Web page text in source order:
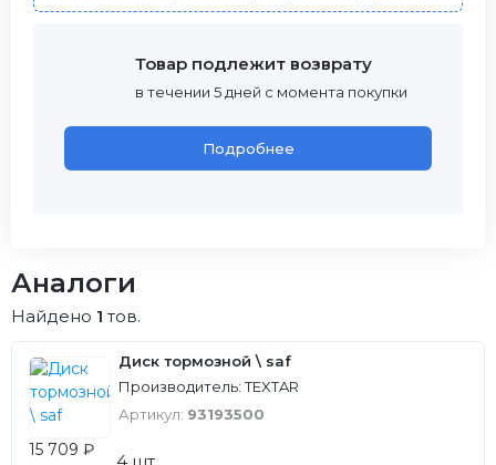
Товар подлежит возврату
в течении 5 дней с момента покупки
Подробнее
Аналоги
Найдено 1 тов.
Диск тормозной \ saf
Производитель: TEXTAR
Артикул: 93193500
15 709 ₽